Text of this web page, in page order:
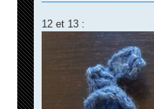
12 et 13 :